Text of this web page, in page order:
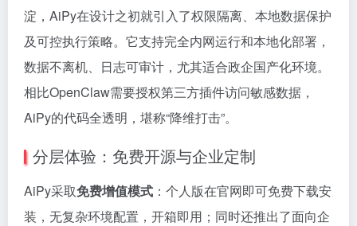
淀，AiPy在设计之初就引入了权限隔离、本地数据保护
及可控执行策略。它支持完全内网运行和本地化部署，
数据不离机、日志可审计，尤其适合政企国产化环境。
相比OpenClaw需要授权第三方插件访问敏感数据，
AiPy的代码全透明，堪称“降维打击”。
分层体验：免费开源与企业定制
AiPy采取免费增值模式 ：个人版在官网即可免费下载安
装，无复杂环境配置，开箱即用；同时还推出了面向企